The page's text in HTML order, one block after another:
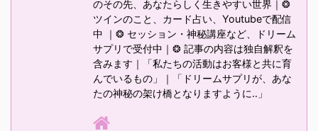
のその先、あなたらしく生きやすい世界｜❂
ツインのこと、カード占い、Youtubeで配信
中 ｜❂ セッション・神秘講座など、ドリーム
サプリで受付中｜❂ 記事の内容は独自解釈を
含みます｜「私たちの活動はお客様と共に育
んでいるもの」｜「ドリームサプリが、あな
たの神秘の架け橋となりますように‥」